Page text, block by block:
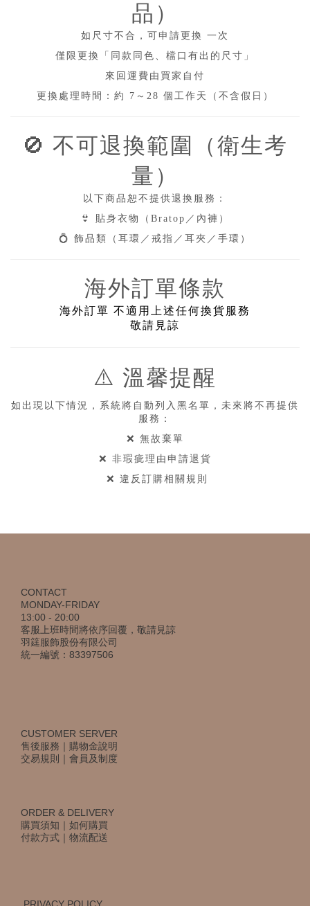
品）
如尺寸不合，可申請更換 一次
僅限更換「同款同色、檔口有出的尺寸」
來回運費由買家自付
更換處理時間：約
7 ～ 28 個工作天（不含假日）
🚫 不可退換範圍（衛生考
量）
以下商品恕不提供退換服務：
👙
貼身衣物（ Bratop ／內褲）
💍 飾品類（耳環／戒指／耳夾／手環）
海外訂單條款
海外訂單 不適用上述任何換貨服務
敬請見諒
⚠️ 溫馨提醒
如出現以下情況，系統將自動列入黑名單，未來將不再提供
服務：
❌ 無故棄單
❌ 非瑕疵理由申請退貨
❌ 違反訂購相關規則
CONTACT
MONDAY-FRIDAY
13:00 - 20:00
客服上班時間將依序回覆，敬請見諒
羽筳服飾股份有限公司
統一編號：83397506
CUSTOMER SERVER
售後服務 ｜ 購物金說明
交易規則
｜ 會員及制度
ORDER & DELIVERY
購買須知 ｜ 如何購買
付款方式 ｜ 物流配送
PRIVACY POLICY